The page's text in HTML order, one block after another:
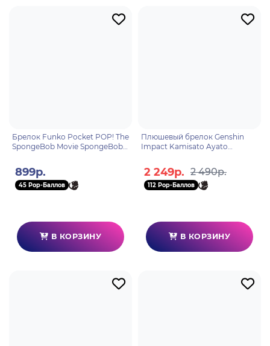
Брелок Funko Pocket POP! The
SpongeBob Movie SpongeBob
899р.
45 Pop-Баллов
В КОРЗИНУ
Плюшевый брелок Genshin
Impact Kamisato Ayato
2 249р. 2 490р.
112 Pop-Баллов
В КОРЗИНУ